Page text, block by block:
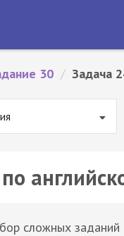
30 / Задача
сложных заданий